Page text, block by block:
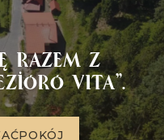
razem z
VITA”.
AĆPOKÓJ